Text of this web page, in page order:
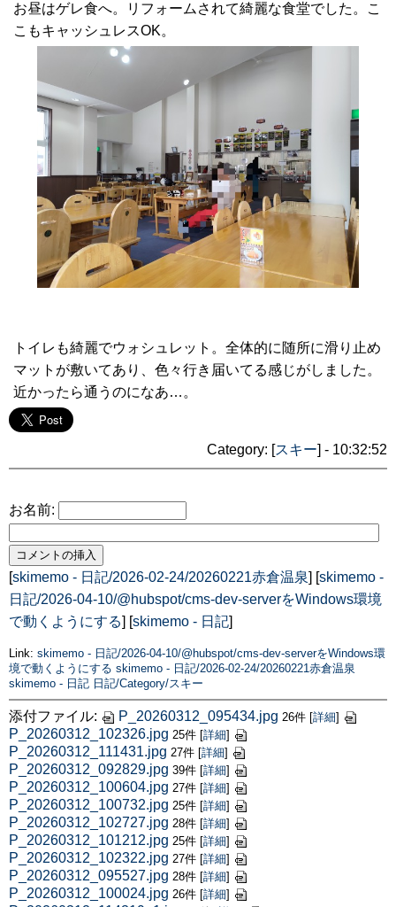
お昼はゲレ食へ。リフォームされて綺麗な食堂でした。こ
こもキャッシュレスOK。
トイレも綺麗でウォシュレット。全体的に随所に滑り止め
マットが敷いてあり、色々行き届いてる感じがしました。
近かったら通うのになあ…。
Category: [スキー] - 10:32:52
お名前:
[skimemo - 日記/2026-02-24/20260221赤倉温泉] [skimemo -
日記/2026-04-10/@hubspot/cms-dev-serverをWindows環境
で動くようにする] [skimemo - 日記]
Link: skimemo - 日記/2026-04-10/@hubspot/cms-dev-serverをWindows環
境で動くようにする skimemo - 日記/2026-02-24/20260221赤倉温泉
skimemo - 日記 日記/Category/スキー
添付ファイル: P_20260312_095434.jpg 26件 [詳細]
P_20260312_102326.jpg 25件 [詳細]
P_20260312_111431.jpg 27件 [詳細]
P_20260312_092829.jpg 39件 [詳細]
P_20260312_100604.jpg 27件 [詳細]
P_20260312_100732.jpg 25件 [詳細]
P_20260312_102727.jpg 28件 [詳細]
P_20260312_101212.jpg 25件 [詳細]
P_20260312_102322.jpg 27件 [詳細]
P_20260312_095527.jpg 28件 [詳細]
P_20260312_100024.jpg 26件 [詳細]